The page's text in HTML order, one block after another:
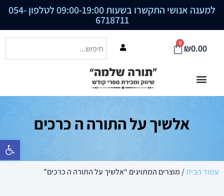
פתח סרגל
למענה אנושי התקשרו בשעות 09:00-19:00 לטלפון 054-
6718711
₪0.00
0
אלשיך על התורה ה כרכים
עמוד הבית/ מוצרים המתויגים “אלשיך על התורה ה כרכים”